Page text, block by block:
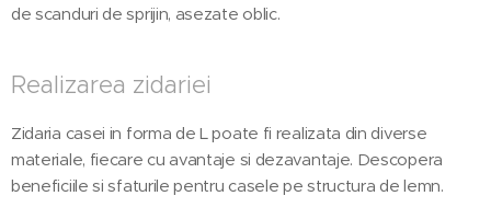
de scanduri de sprijin, asezate oblic.
Realizarea zidariei
Zidaria casei in forma de L poate fi realizata din diverse
materiale, fiecare cu avantaje si dezavantaje. Descopera
beneficiile si sfaturile pentru casele pe structura de lemn.